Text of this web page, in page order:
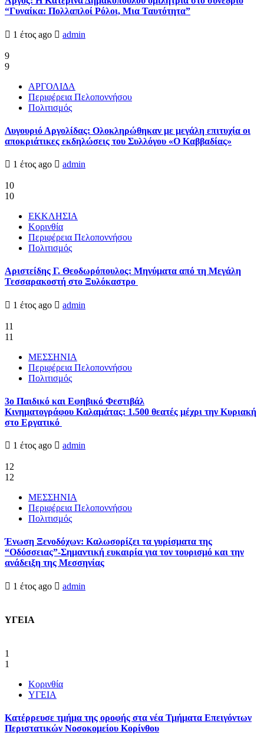
“Γυναίκα: Πολλαπλοί Ρόλοι, Μια Ταυτότητα”
1 έτος ago admin
9
9
ΑΡΓΟΛΙΔΑ
Περιφέρεια Πελοποννήσου
Πολιτισμός
Λυγουριό Αργολίδας: Ολοκληρώθηκαν με μεγάλη επιτυχία οι
αποκριάτικες εκδηλώσεις του Συλλόγου «Ο Καββαδίας»
1 έτος ago admin
10
10
ΕΚΚΛΗΣΙΑ
Κορινθία
Περιφέρεια Πελοποννήσου
Πολιτισμός
Αριστείδης Γ. Θεοδωρόπουλος: Μηνύματα από τη Μεγάλη
Τεσσαρακοστή στο Ξυλόκαστρο
1 έτος ago admin
11
11
ΜΕΣΣΗΝΙΑ
Περιφέρεια Πελοποννήσου
Πολιτισμός
3ο Παιδικό και Εφηβικό Φεστιβάλ
Κινηματογράφου Καλαμάτας: 1.500 θεατές μέχρι την Κυριακή
στο Εργατικό
1 έτος ago admin
12
12
ΜΕΣΣΗΝΙΑ
Περιφέρεια Πελοποννήσου
Πολιτισμός
Ένωση Ξενοδόχων: Καλωσορίζει τα γυρίσματα της
“Οδύσσειας”-Σημαντική ευκαιρία για τον τουρισμό και την
ανάδειξη της Μεσσηνίας
1 έτος ago admin
ΥΓΕΙΑ
1
1
Κορινθία
ΥΓΕΙΑ
Kατέρρευσε τμήμα της οροφής στα νέα Τμήματα Επειγόντων
Περιστατικών Νοσοκομείου Κορίνθου